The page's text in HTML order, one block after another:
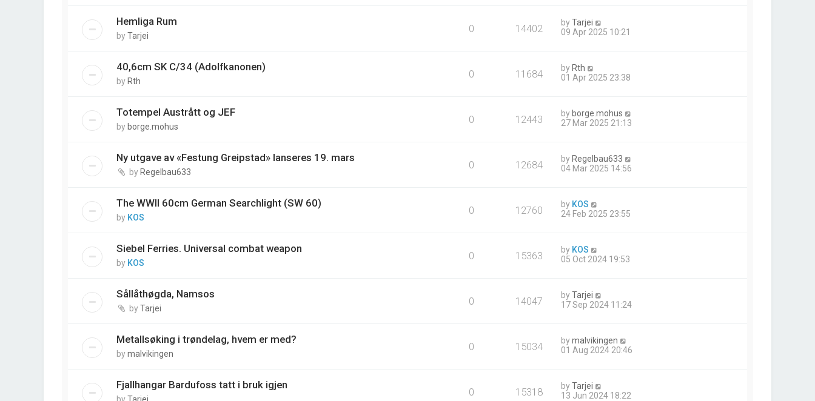
Hemliga Rum
byTarjei
0 14402 byTarjei
09 Apr 2025 10:21
40,6cm SK C/34 (Adolfkanonen)
by Rth
0 11684 by Rth
01 Apr 2025 23:38
Totempel Austrått og JEF
by borge.mohus
0 12443 by borge.mohus
27 Mar 2025 21:13
Ny utgave av «Festung Greipstad» lanseres 19. mars
by Regelbau633
0 12684 by Regelbau633
04 Mar 2025 14:56
The WWII 60cm German Searchlight (SW 60)
by KOS
0 12760 by KOS
24 Feb 2025 23:55
Siebel Ferries. Universal combat weapon
by KOS
0 15363 by KOS
05 Oct 2024 19:53
Sållåthøgda, Namsos
byTarjei
0 14047 byTarjei
17 Sep 2024 11:24
Metallsøking i trøndelag, hvem er med?
bymalvikingen
0 15034 bymalvikingen
01 Aug 2024 20:46
Fjallhangar Bardufoss tatt i bruk igjen
0 15318 byTarjei
13 Jun 2024 18:22